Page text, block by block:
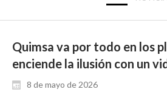
Quimsa va por todo en los
enciende la ilusión con un
8 de mayo de 2026